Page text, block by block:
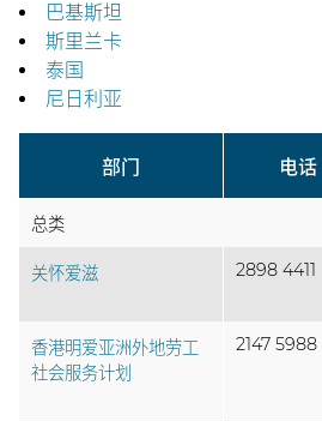
巴基斯坦
斯里兰卡
泰国
尼日利亚
部门 电话
总类
关怀爱滋 2898 4411
香港明爱亚洲外地劳工
社会服务计划
2147 5988